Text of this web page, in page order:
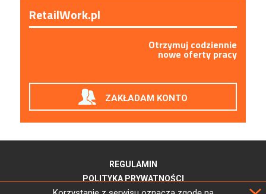
RetailWork.pl
Otrzymuj codziennie
nowe oferty pracy
ZAKŁADAM KONTO
REGULAMIN
POLITYKA PRYWATNOŚCI